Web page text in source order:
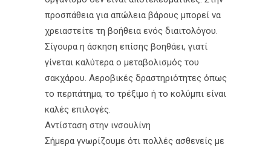
προσπάθεια για απώλεια βάρους μπορεί να
χρειαστείτε τη βοήθεια ενός διαιτολόγου.
Σίγουρα η άσκηση επίσης βοηθάει, γιατί
γίνεται καλύτερα ο μεταβολισμός του
σακχάρου. Αεροβικές δραστηριότητες όπως
το περπάτημα, το τρέξιμο ή το κολύμπι είναι
καλές επιλογές.
Αντίσταση στην ινσουλίνη
Σήμερα γνωρίζουμε ότι πολλές ασθενείς με